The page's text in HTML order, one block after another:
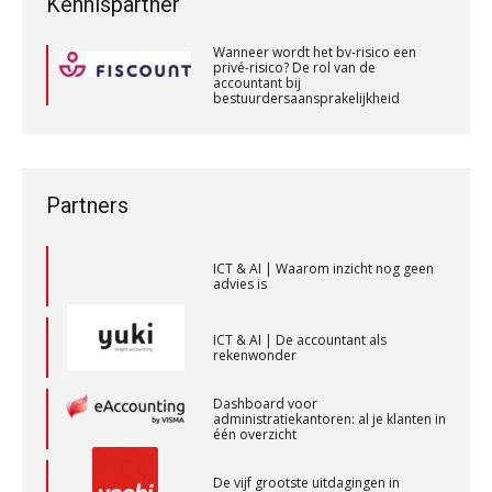
Wanneer wordt het bv-risico een
privé-risico? De rol van de
accountant bij
bestuurdersaansprakelijkheid
Partners
ICT & AI | “Slim automatiseren begint
bij gedrag”
Private equity in accountancy: drie
advies is
rekenwonder
administratiekantoren: al je klanten in
één overzicht
capaciteitsplanning
PIA Group
Assistent Accountant / Relatiemanager, Elysee
Senior Assistent Accountant – Kesteren
WEA Deltaland
Relatiebeheerder – Almelo
BonsenReuling
Corporate Finance Advisor
KNAV